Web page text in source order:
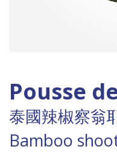
Pousse
泰國辣椒察翁
Bamboo